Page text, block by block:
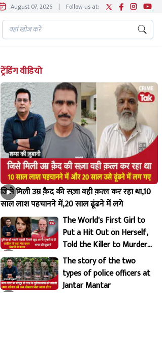
August 07, 2026 | Follow us at:
ट्रेंडिंग वीडियो
जिसे मिली उम्र क़ैद की सज़ा वही क़त्ल कर रहा था,10
साल लाश पहचानने में,20 साल ढूंढने में लगे
The World's First Girl to
Put a Hit Out on Herself,
Told the Killer to Murder
Her Brutally
The story of the two
types of police officers at
Jantar Mantar